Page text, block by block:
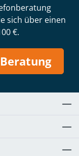
sich über einen
€.